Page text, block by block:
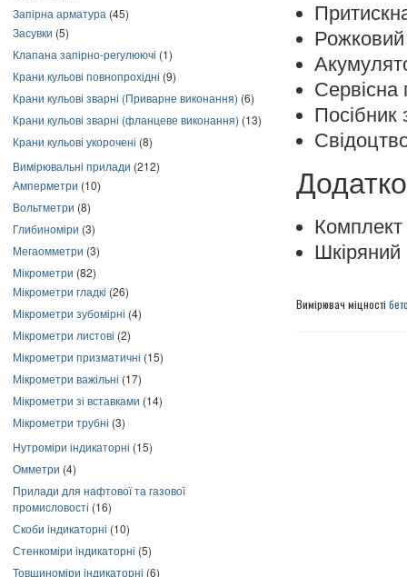
Запірна арматура (45)
Засувки (5)
Клапана запірно-регулюючі (1)
Крани кульові повнопрохідні (9)
Крани кульові зварні (Приварне виконання) (6)
Крани кульові зварні (фланцеве виконання) (13)
Крани кульові укорочені (8)
Вимірювальні прилади (212)
Амперметри (10)
Вольтметри (8)
Глибиноміри (3)
Мегаомметри (3)
Мікрометри (82)
Мікрометри гладкі (26)
Мікрометри зубомірні (4)
Мікрометри листові (2)
Мікрометри призматичні (15)
Мікрометри важільні (17)
Мікрометри зі вставками (14)
Мікрометри трубні (3)
Нутроміри індикаторні (15)
Омметри (4)
Прилади для нафтової та газової
промисловості (16)
Скоби індикаторні (10)
Стенкоміри індикаторні (5)
Товщиноміри індикаторні (6)
Сервісна
Посібник
Комплект
Вимірювач міцності